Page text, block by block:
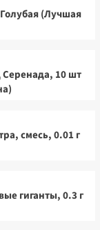
(Лучшая
10 шт
смесь, 0.01 г
гиганты, 0.3 г